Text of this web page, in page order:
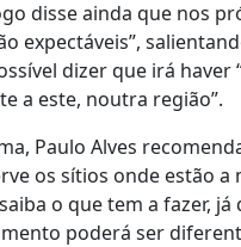
disse ainda que nos
expectáveis”,
dizer que irá haver
a este, noutra região”.
Paulo Alves
os sítios onde estão
o que tem a fazer, já
poderá ser